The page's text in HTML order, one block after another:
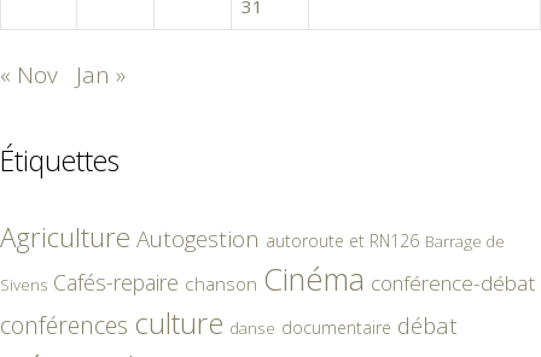
31
« Nov Jan »
Étiquettes
Agriculture Autogestion autoroute et RN126 Barrage de
Sivens Cafés-repaire chanson Cinéma conférence-débat
conférences culture danse documentaire débat